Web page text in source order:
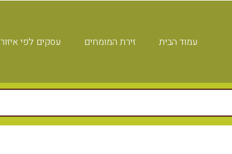
עמוד הבית זירת המומחים עסקים לפי